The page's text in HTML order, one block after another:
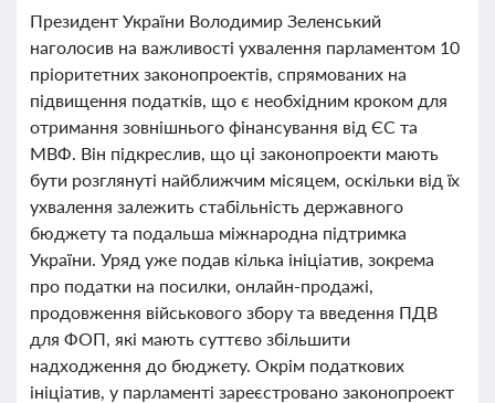
Президент України Володимир Зеленський
наголосив на важливості ухвалення парламентом 10
пріоритетних законопроектів, спрямованих на
підвищення податків, що є необхідним кроком для
отримання зовнішнього фінансування від ЄС та
МВФ. Він підкреслив, що ці законопроекти мають
бути розглянуті найближчим місяцем, оскільки від їх
ухвалення залежить стабільність державного
бюджету та подальша міжнародна підтримка
України. Уряд уже подав кілька ініціатив, зокрема
про податки на посилки, онлайн-продажі,
продовження військового збору та введення ПДВ
для ФОП, які мають суттєво збільшити
надходження до бюджету. Окрім податкових
ініціатив, у парламенті зареєстровано законопроект